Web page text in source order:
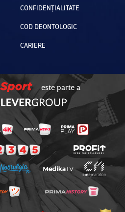
CONFIDENȚIALITATE
COD DEONTOLOGIC
CARIERE
este parte a